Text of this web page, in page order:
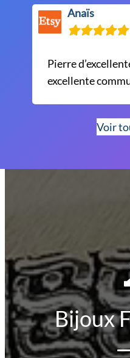
Anaïs
Pierre
excellente
Voir
Bijoux